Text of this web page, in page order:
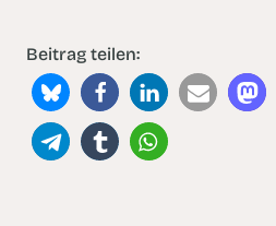
Beitrag teilen: